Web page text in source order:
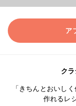
ア
ク
「きちんとおいし
作れるレ